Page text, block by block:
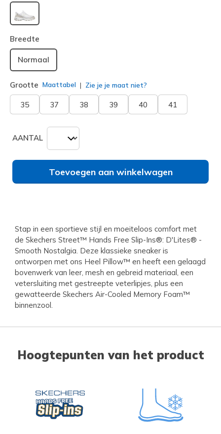
geselecteerd
Breedte
Normaal
Grootte Maattabel Zie je je maat niet?
35 37 38 39 40 41
AANTAL
Toevoegen aan winkelwagen
Stap in een sportieve stijl en moeiteloos comfort met
de Skechers Street™ Hands Free Slip-Ins®: D'Lites® -
Smooth Nostalgia. Deze klassieke sneaker is
ontworpen met ons Heel Pillow™ en heeft een gelaagd
bovenwerk van leer, mesh en gebreid materiaal, een
vetersluiting met gestreepte veterlipjes, plus een
gewatteerde Skechers Air-Cooled Memory Foam™
binnenzool.
Hoogtepunten van het product